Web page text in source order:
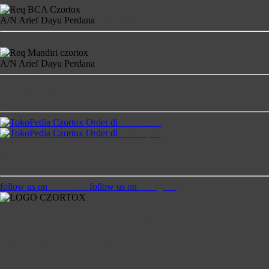
A/N Arief Dayu Perdana
A/N Arief Dayu Perdana
Order di
Order di
follow us on follow us on